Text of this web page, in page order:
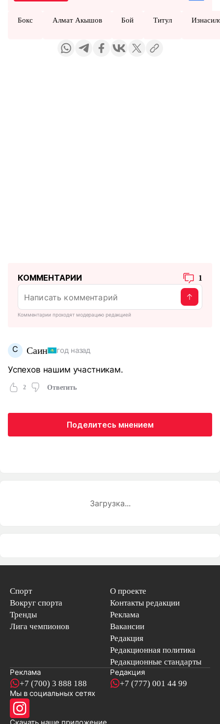
Бокс Алмат Акышов Бой Титул
КОММЕНТАРИИ 1
Комментарии проходят модерацию редакцией
С Саин год назад
Успехов нашим участникам.
2 Ответить
Поделитесь мнением
Загрузка...
Спорт
Вокруг спорта
Тренды
Лига чемпионов
О проекте
Контакты редакции
Реклама
Вакансии
Редакция
Редакционная политика
Редакционные стандарты
Реклама
+7 (700) 3 888 188
Редакция
+7 (777) 001 44 99
Мы в социальных сетях
новостей